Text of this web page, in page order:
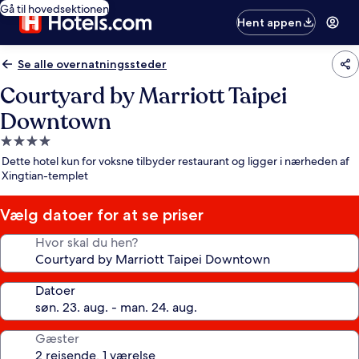
Gå til hovedsektionen
Hent appen
Se alle overnatningssteder
Courtyard by Marriott Taipei
Downtown
4.0-
stjernet
overnatningssted
Dette hotel kun for voksne tilbyder restaurant og ligger i nærheden af
Xingtian-templet
Vælg datoer for at se priser
Hvor skal du hen?
Datoer
Gæster